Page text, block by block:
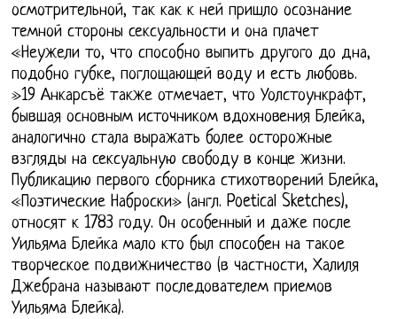
осмотрительной, так как к ней пришло осознание
темной стороны сексуальности и она плачет
«Неужели то, что способно выпить другого до дна,
подобно губке, поглощающей воду и есть любовь.
»19 Анкарсъё также отмечает, что Уолстоункрафт,
бывшая основным источником вдохновения Блейка,
аналогично стала выражать более осторожные
взгляды на сексуальную свободу в конце жизни.
Публикацию первого сборника стихотворений Блейка,
«Поэтические Наброски» (англ. Poetical Sketches),
относят к 1783 году. Он особенный и даже после
Уильяма Блейка мало кто был способен на такое
творческое подвижничество (в частности, Халиля
Джебрана называют последователем приемов
Уильяма Блейка).